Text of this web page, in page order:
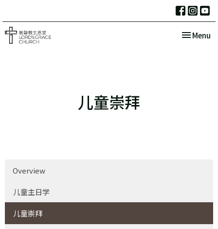
Toggle
Menu
儿童崇拜
Overview
儿童主日学
儿童崇拜